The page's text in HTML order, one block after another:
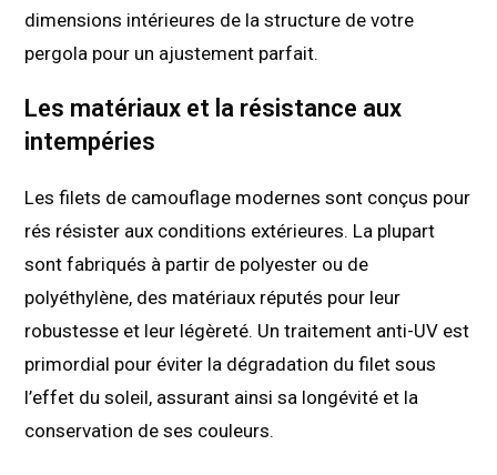
dimensions intérieures de la structure de votre
pergola pour un ajustement parfait.
Les matériaux et la résistance aux
intempéries
Les filets de camouflage modernes sont conçus pour
rés résister aux conditions extérieures. La plupart
sont fabriqués à partir de polyester ou de
polyéthylène, des matériaux réputés pour leur
robustesse et leur légèreté. Un traitement anti-UV est
primordial pour éviter la dégradation du filet sous
l’effet du soleil, assurant ainsi sa longévité et la
conservation de ses couleurs.